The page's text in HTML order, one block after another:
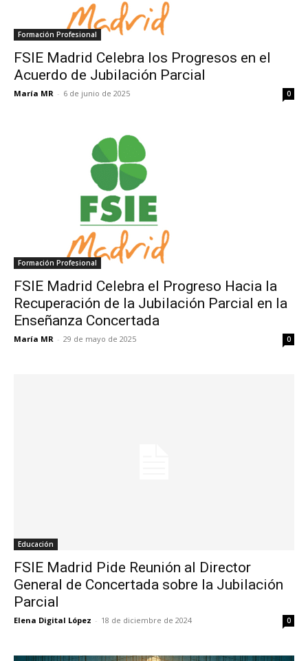
Formación Profesional
FSIE Madrid Celebra los Progresos en el
Acuerdo de Jubilación Parcial
María MR - 6 de junio de 2025 0
Formación Profesional
FSIE Madrid Celebra el Progreso Hacia la
Recuperación de la Jubilación Parcial en la
Enseñanza Concertada
María MR - 29 de mayo de 2025 0
Educación
FSIE Madrid Pide Reunión al Director
General de Concertada sobre la Jubilación
Parcial
Elena Digital López - 18 de diciembre de 2024 0